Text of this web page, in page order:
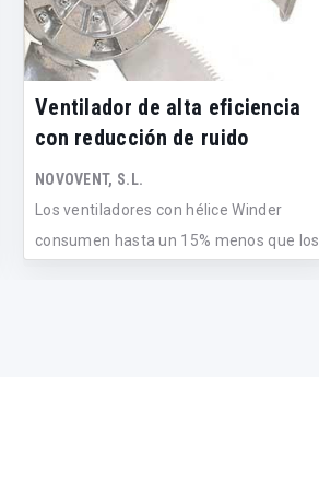
Ventilador de alta eficiencia
con reducción de ruido
NOVOVENT, S.L.
Los ventiladores con hélice Winder
consumen hasta un 15% menos que los